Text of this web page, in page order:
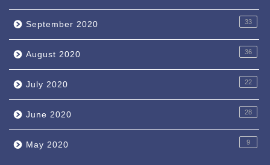
September 2020 33
August 2020 36
July 2020 22
June 2020 28
May 2020 9